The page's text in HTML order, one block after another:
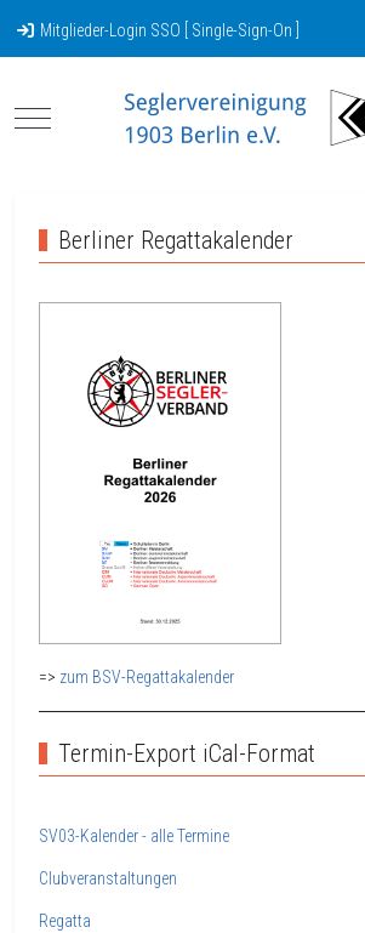
Mitglieder-Login SSO [ Single-Sign-On ]
Mobile Menu Toggle
Berliner Regattakalender
=> zum BSV-Regattakalender
Termin-Export iCal-Format
SV03-Kalender - alle Termine
Clubveranstaltungen
Regatta